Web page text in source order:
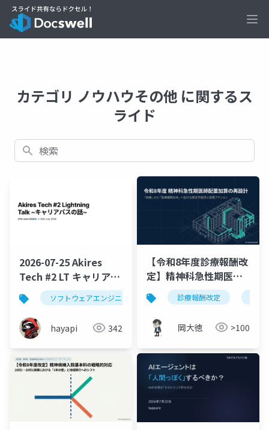
カテゴリ ノウハウその他 に関するス
ライド
検索
2026-07-25 Akires
Tech #2 LT キャリアパ
スの話(公開版)
ソフトウェアエンジニア 情シス コーポレートit
hayapi 342
【令和8年度診療報酬改
定】精神科急性期医師
配置加算の見直し｜ク
ロザピン実績の集計範
囲拡大と15対1入院基本
料の追加
診療報酬改定
岡大徳 >100